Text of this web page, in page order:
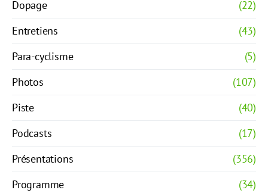
Dopage
(22)
Entretiens
(43)
Para-cyclisme
(5)
Photos
(107)
Piste
(40)
Podcasts
(17)
Présentations
(356)
Programme
(34)